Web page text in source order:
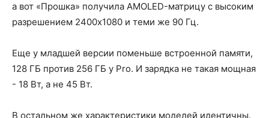
а вот «Прошка» получила AMOLED-матрицу с высоким
разрешением 2400x1080 и теми же 90 Гц.
Еще у младшей версии поменьше встроенной памяти,
128 ГБ против 256 ГБ у Pro. И зарядка не такая мощная
- 18 Вт, а не 45 Вт.
В остальном же характеристики моделей идентичны.